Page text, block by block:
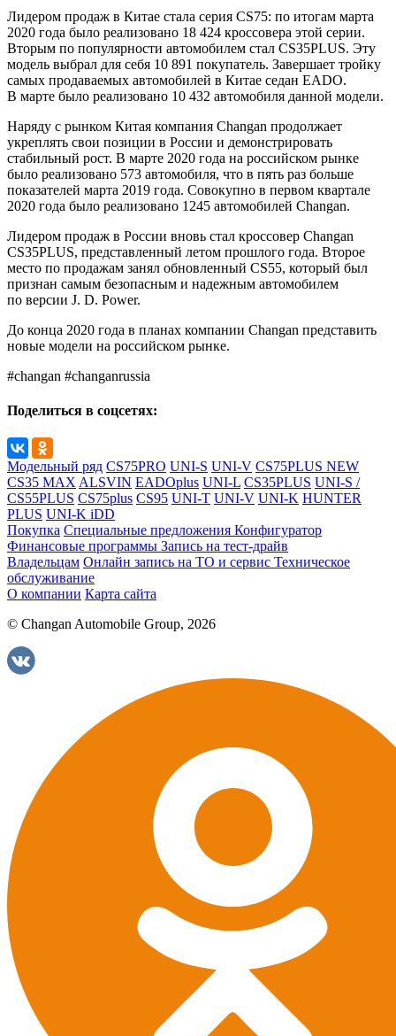
Лидером продаж в Китае стала серия CS75: по итогам марта
2020 года было реализовано 18 424 кроссовера этой серии.
Вторым по популярности автомобилем стал CS35PLUS. Эту
модель выбрал для себя 10 891 покупатель. Завершает тройку
самых продаваемых автомобилей в Китае седан EADO.
В марте было реализовано 10 432 автомобиля данной модели.
Наряду с рынком Китая компания Changan продолжает
укреплять свои позиции в России и демонстрировать
стабильный рост. В марте 2020 года на российском рынке
было реализовано 573 автомобиля, что в пять раз больше
показателей марта 2019 года. Совокупно в первом квартале
2020 года было реализовано 1245 автомобилей Changan.
Лидером продаж в России вновь стал кроссовер Changan
CS35PLUS, представленный летом прошлого года. Второе
место по продажам занял обновленный CS55, который был
признан самым безопасным и надежным автомобилем
по версии J. D. Power.
До конца 2020 года в планах компании Changan представить
новые модели на российском рынке.
#changan #changanrussia
Поделиться в соцсетях:
Модельный ряд CS75PRO UNI-S UNI-V CS75PLUS NEW
CS35 MAX ALSVIN EADOplus UNI-L CS35PLUS UNI-S /
CS55PLUS CS75plus CS95 UNI-T UNI-V UNI-K HUNTER
PLUS UNI-K iDD
Покупка Специальные предложения Конфигуратор
Финансовые программы Запись на тест-драйв
Владельцам Онлайн запись на ТО и сервис Техническое
обслуживание
О компании Карта сайта
© Changan Automobile Group, 2026